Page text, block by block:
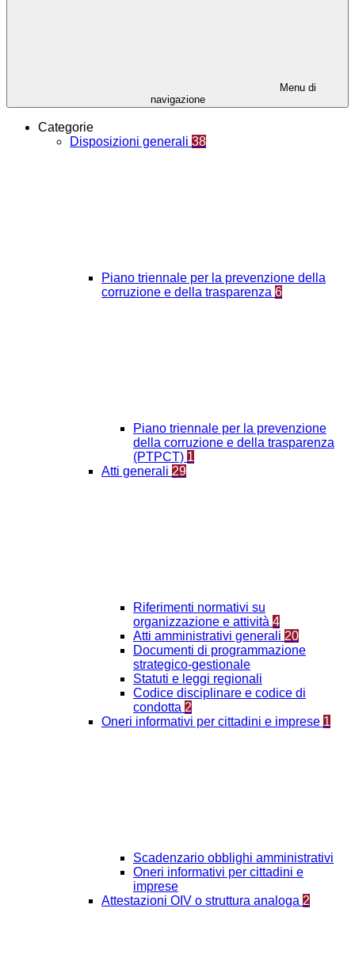
Menu di
navigazione
Categorie
Disposizioni generali 38
Piano triennale per la prevenzione della
corruzione e della trasparenza 6
Piano triennale per la prevenzione
della corruzione e della trasparenza
(PTPCT) 1
Atti generali 29
Riferimenti normativi su
organizzazione e attività 4
Atti amministrativi generali 20
Documenti di programmazione
strategico-gestionale
Statuti e leggi regionali
Codice disciplinare e codice di
condotta 2
Oneri informativi per cittadini e imprese 1
Scadenzario obblighi amministrativi
Oneri informativi per cittadini e
imprese
Attestazioni OIV o struttura analoga 2